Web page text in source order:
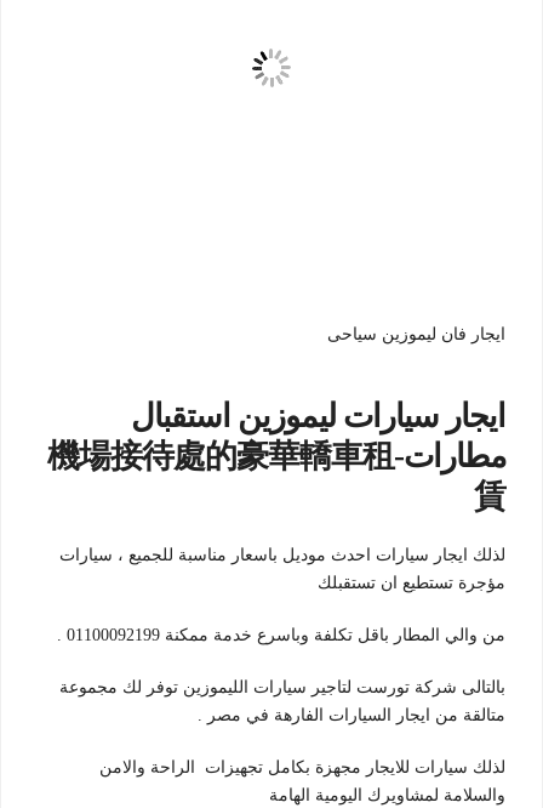
ايجار فان ليموزين سياحى
ايجار سيارات ليموزين استقبال
مطارات-機場接待處的豪華轎車租
賃
لذلك ايجار سيارات احدث موديل باسعار مناسبة للجميع ، سيارات
مؤجرة تستطيع ان تستقبلك
من والي المطار باقل تكلفة وباسرع خدمة ممكنة 01100092199 .
بالتالى شركة تورست لتاجير سيارات الليموزين توفر لك مجموعة
متالقة من ايجار السيارات الفارهة في مصر .
لذلك سيارات للايجار مجهزة بكامل تجهيزات الراحة والامن
والسلامة لمشاويرك اليومية الهامة